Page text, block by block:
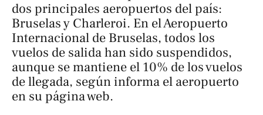
dos principales aeropuertos del país:
Bruselas y Charleroi. En el Aeropuerto
Internacional de Bruselas, todos los
vuelos de salida han sido suspendidos,
aunque se mantiene el 10% de los vuelos
de llegada, según informa el aeropuerto
en su página web.